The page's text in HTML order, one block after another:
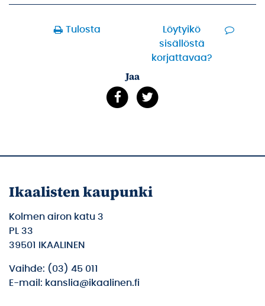
Tulosta
Löytyikö
sisällöstä
korjattavaa?
Jaa
Ikaalisten kaupunki
Kolmen airon katu 3
PL 33
39501 IKAALINEN
Vaihde: (03) 45 011
E-mail: kanslia@ikaalinen.fi